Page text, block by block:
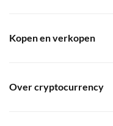
Kopen en verkopen
Over cryptocurrency